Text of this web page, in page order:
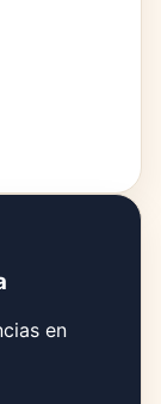
en